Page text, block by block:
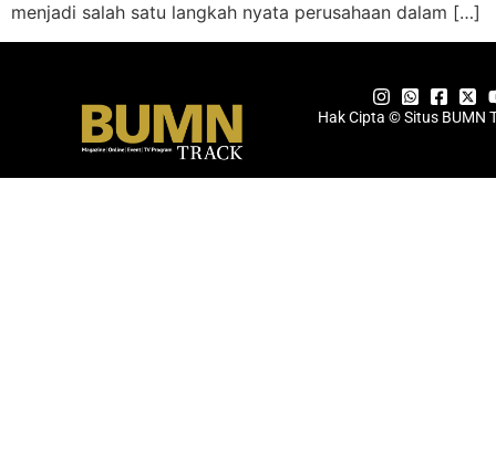
menjadi salah satu langkah nyata perusahaan dalam […]
Hak Cipta © Situs BUMN